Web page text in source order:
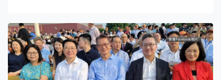
國氣派，展示強軍風采的閱兵盛典。閱兵任務勝利完成是
受閱部隊堅決貫徹黨中央、中央軍委決策指示，牢記使命
責任，上下凝心聚力，矢志奮鬥攻堅的結果，號召全軍部
隊和廣大官兵要向受閱部隊學習。